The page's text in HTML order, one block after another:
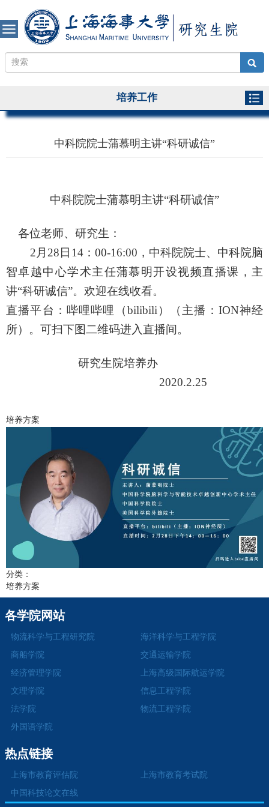
培养工作
中科院院士蒲慕明主讲“科研诚信”
中科院院士蒲慕明主讲“科研诚信”
各位老师、研究生：
2 月 28 日 14： 00-16:00 ，中科院院士、中科院脑
智卓越中心学术主任蒲慕明开设视频直播课，主
讲“科研诚信”。欢迎在线收看。
直播平台：哔哩哔哩（bilibili ）（主播： ION神经
所）。可扫下图二维码进入直播间。
研究生院培养办
2020.2.25
培养方案
分类：
培养方案
各学院网站
物流科学与工程研究院
海洋科学与工程学院
商船学院
交通运输学院
经济管理学院
上海高级国际航运学院
文理学院
信息工程学院
法学院
物流工程学院
外国语学院
热点链接
上海市教育评估院
上海市教育考试院
中国科技论文在线